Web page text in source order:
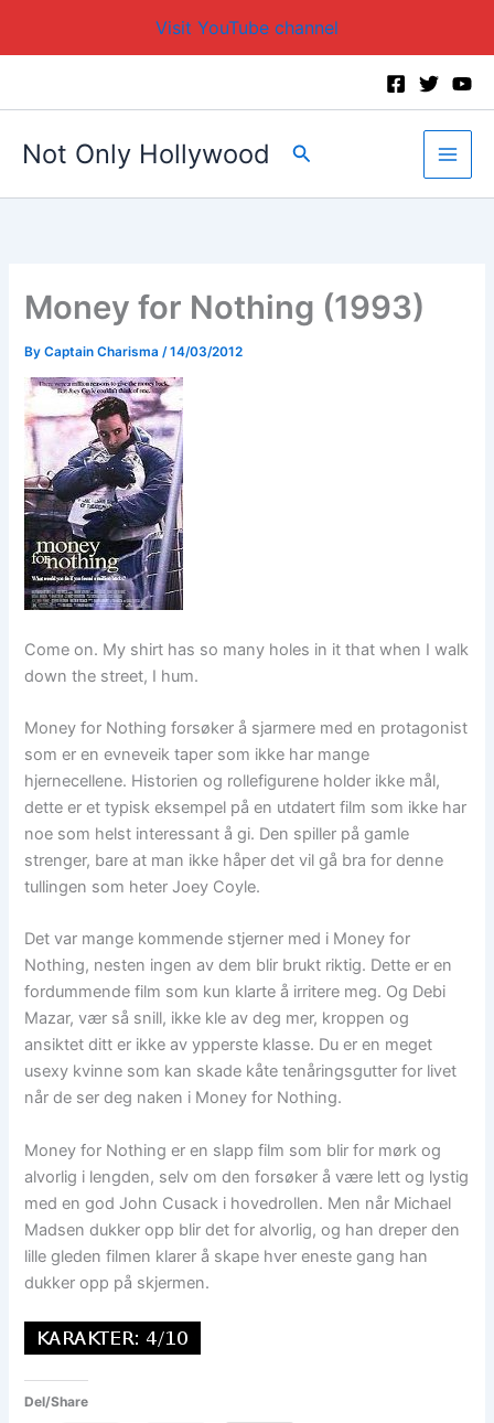
Visit YouTube channel
Not Only Hollywood Search
Money for Nothing (1993)
ByCaptain Charisma /14/03/2012
Come on. My shirt has so many holes in it that when I walk
down the street, I hum.
Money for Nothing forsøker å sjarmere med en protagonist
som er en evneveik taper som ikke har mange
hjernecellene. Historien og rollefigurene holder ikke mål,
dette er et typisk eksempel på en utdatert film som ikke har
noe som helst interessant å gi. Den spiller på gamle
strenger, bare at man ikke håper det vil gå bra for denne
tullingen som heter Joey Coyle.
Det var mange kommende stjerner med i Money for
Nothing, nesten ingen av dem blir brukt riktig. Dette er en
fordummende film som kun klarte å irritere meg. Og Debi
Mazar, vær så snill, ikke kle av deg mer, kroppen og
ansiktet ditt er ikke av ypperste klasse. Du er en meget
usexy kvinne som kan skade kåte tenåringsgutter for livet
når de ser deg naken i Money for Nothing.
Money for Nothing er en slapp film som blir for mørk og
alvorlig i lengden, selv om den forsøker å være lett og lystig
med en god John Cusack i hovedrollen. Men når Michael
Madsen dukker opp blir det for alvorlig, og han dreper den
lille gleden filmen klarer å skape hver eneste gang han
dukker opp på skjermen.
Del/Share